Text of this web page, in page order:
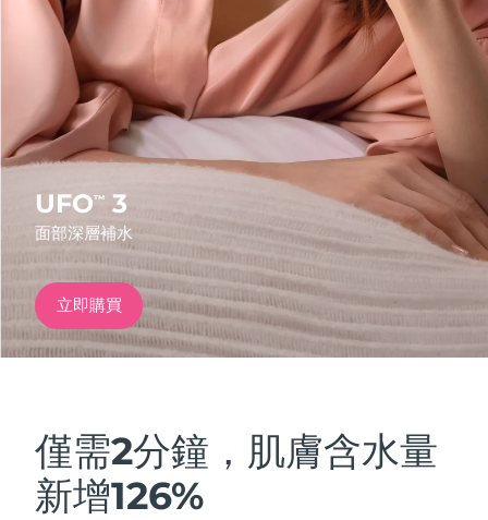
UFO™ 3
面部深層補水
立即購買
僅需2分鐘，肌膚含水量
新增126%
FAQ™ Dual LED Panel
熱門產品
特別優惠
紅光療法
英國 預計送達日期 8/8/26
西班牙 預計送達日期8/8/26
澳洲 預計送達日期8/11/26
預計送達日期8/8/26
德國 預計送達日期 8/8/26
加拿大 預計送達日期
奧地利 預計送達日期 8/8/26
巴林